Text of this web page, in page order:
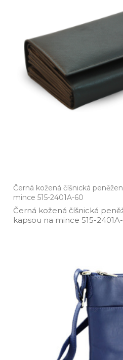
Černá kožená číšnická
mince 515-2401A-60
Černá kožená číšnická
kapsou na mince 515­-